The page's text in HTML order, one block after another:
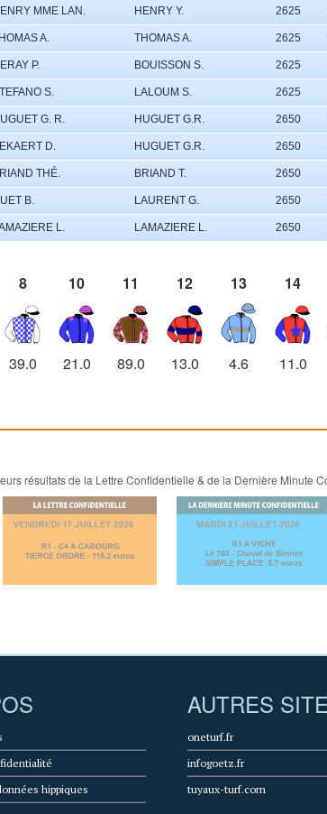
MME LAN. HENRY Y. 2625
A. THOMAS A. 2625
P. BOUISSON S. 2625
S. LALOUM S. 2625
G. R. HUGUET G.R. 2650
D. HUGUET G.R. 2650
THÉ. BRIAND T. 2650
B. LAURENT G. 2650
L. LAMAZIERE L. 2650
8 10 11 12 13 14
39.0 21.0 89.0 13.0 4.6 11.0
résultats de la Lettre Confidentielle & de la Dernière Minute
hippiques
AUTRES
oneturf.fr
infogoetz.fr
tuyaux-turf.com